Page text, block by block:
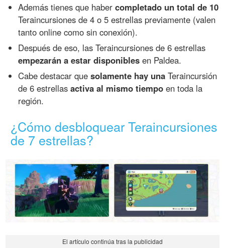
Además tienes que habercompletado un total de 10
Teraincursiones de 4 o 5 estrellas previamente (valen
tanto online como sin conexión).
Después de eso, las Teraincursiones de 6 estrellas
empezarán a estar disponibles en Paldea.
Cabe destacar quesolamente hay una Teraincursión
de 6 estrellasactiva al mismo tiempo en toda la
región.
¿Cómo desbloquear Teraincursiones
de 7 estrellas?